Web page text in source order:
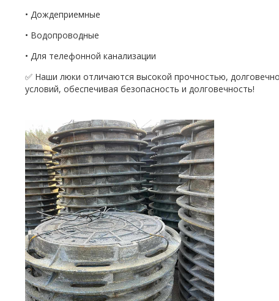
• Дождеприемные
• Водопроводные
• Для телефонной канализации
✅ Наши люки отличаются высокой прочностью,
условий, обеспечивая безопасность и долговечность!